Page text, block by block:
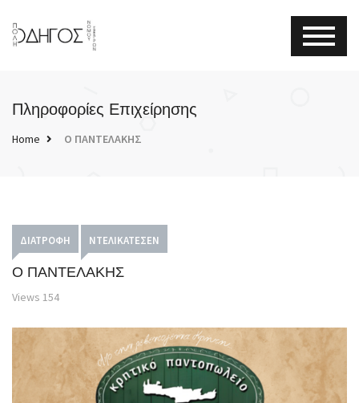
Πληροφορίες Επιχείρησης
Home Ο ΠΑΝΤΕΛΑΚΗΣ
ΔΙΑΤΡΟΦΉ ΝΤΕΛΙΚΑΤΈΣΕΝ
Ο ΠΑΝΤΕΛΑΚΗΣ
Views 154